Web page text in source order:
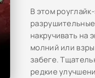
В этом
накручивать на
молний или
забеге.
редкие